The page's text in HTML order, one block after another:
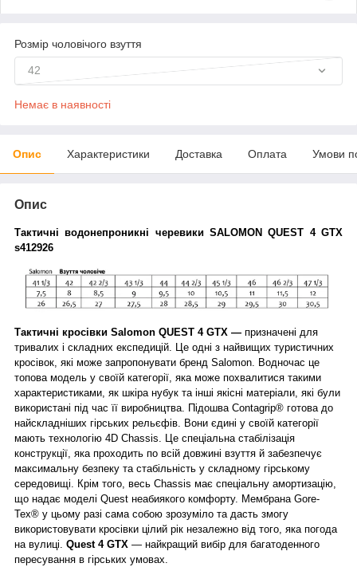
Розмір чоловічого взуття
42
Немає в наявності
Опис Характеристики Доставка Оплата Умови
Опис
Тактичніводонепроникні черевики SALOMON QUEST 4 GTX
s412926
Тактичні кросівки Salomon QUEST 4 GTX — призначені для
тривалих і складних експедицій. Це одні з найвищих туристичних
кросівок, які може запропонувати бренд Salomon. Водночас це
топова модель у своїй категорії, яка може похвалитися такими
характеристиками, як шкіра нубук та інші якісні матеріали, які були
використані під час її виробництва. Підошва Contagrip® готова до
найскладніших гірських рельєфів. Вони єдині у своїй категорії
мають технологію 4D Chassis. Це спеціальна стабілізація
конструкції, яка проходить по всій довжині взуття й забезпечує
максимальну безпеку та стабільність у складному гірському
середовищі. Крім того, весь Chassis має спеціальну амортизацію,
що надає моделі Quest неабиякого комфорту. Мембрана Gore-
Tex® у цьому разі сама собою зрозуміло та дасть змогу
використовувати кросівки цілий рік незалежно від того, яка погода
на вулиці. Quest 4 GTX — найкращий вибір для багатоденного
пересування в гірських умовах.